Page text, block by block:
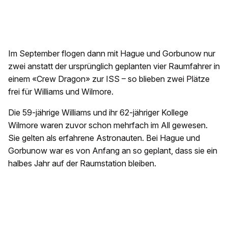
Im September flogen dann mit Hague und Gorbunow nur
zwei anstatt der ursprünglich geplanten vier Raumfahrer in
einem «Crew Dragon» zur ISS – so blieben zwei Plätze
frei für Williams und Wilmore.
Die 59-jährige Williams und ihr 62-jähriger Kollege
Wilmore waren zuvor schon mehrfach im All gewesen.
Sie gelten als erfahrene Astronauten. Bei Hague und
Gorbunow war es von Anfang an so geplant, dass sie ein
halbes Jahr auf der Raumstation bleiben.